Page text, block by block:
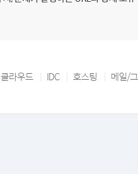
클라우드 IDC 호스팅 메일/